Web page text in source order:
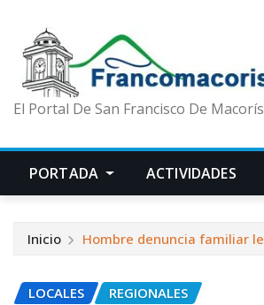
El Portal De San Francisco De Macorís
PORTADA ACTIVIDADES
Inicio Hombre denuncia familiar
LOCALES REGIONALES